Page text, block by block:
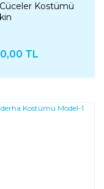
Kostümü
TL